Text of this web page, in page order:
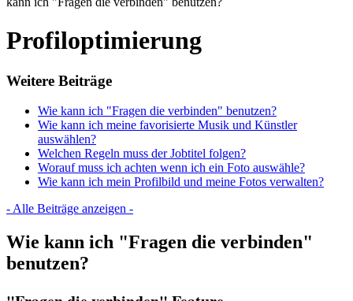
Profiloptimierung
Weitere Beiträge
Wie kann ich "Fragen die verbinden" benutzen?
Wie kann ich meine favorisierte Musik und Künstler
auswählen?
Welchen Regeln muss der Jobtitel folgen?
Worauf muss ich achten wenn ich ein Foto auswähle?
Wie kann ich mein Profilbild und meine Fotos verwalten?
- Alle Beiträge anzeigen -
Wie kann ich "Fragen die verbinden"
benutzen?